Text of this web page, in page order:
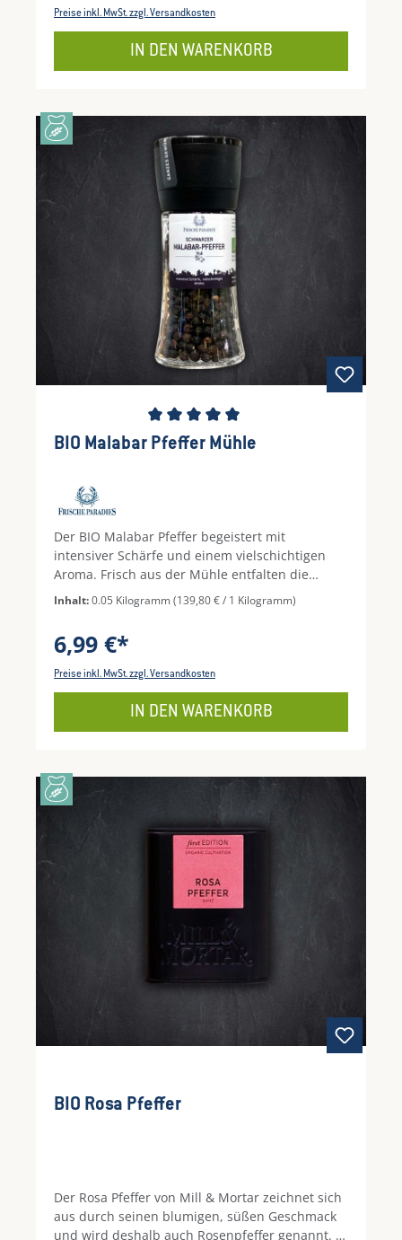
Preise inkl. MwSt. zzgl. Versandkosten
IN DEN WARENKORB
Durchschnittliche Bewertung von 5 von 5
BIO Malabar Pfeffer Mühle
Der BIO Malabar Pfeffer begeistert mit
intensiver Schärfe und einem vielschichtigen
Aroma. Frisch aus der Mühle entfalten die
Pfefferkörner ihren vollen Geschmack und
verleihen zahlreichen Gerichten eine besonders
Inhalt:0.05 Kilogramm(139,80 € / 1 Kilogramm)
6,99 €*
Preise inkl. MwSt. zzgl. Versandkosten
IN DEN WARENKORB
BIO Rosa Pfeffer
Der Rosa Pfeffer von Mill & Mortar zeichnet sich
aus durch seinen blumigen, süßen Geschmack
und wird deshalb auch Rosenpfeffer genannt. Er